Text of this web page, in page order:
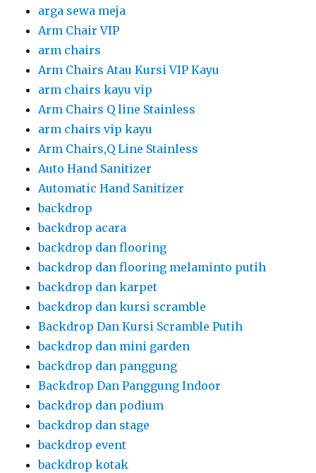
arga sewa meja
Arm Chair VIP
arm chairs
Arm Chairs Atau Kursi VIP Kayu
arm chairs kayu vip
Arm Chairs Q line Stainless
arm chairs vip kayu
Arm Chairs,Q Line Stainless
Auto Hand Sanitizer
Automatic Hand Sanitizer
backdrop
backdrop acara
backdrop dan flooring
backdrop dan flooring melaminto putih
backdrop dan karpet
backdrop dan kursi scramble
Backdrop Dan Kursi Scramble Putih
backdrop dan mini garden
backdrop dan panggung
Backdrop Dan Panggung Indoor
backdrop dan podium
backdrop dan stage
backdrop event
backdrop kotak